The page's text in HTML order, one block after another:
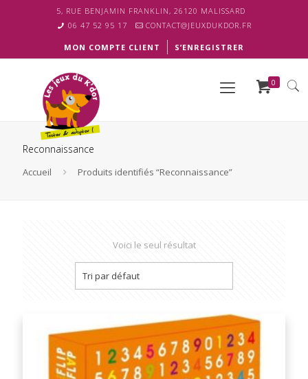
5, RUE BENJAMIN FRANKLIN, 26120 MALISSARD
06 47 52 95 17
CONTACT@JEUXDUKDOR.FR
MON COMPTE CLIENT S’ENREGISTRER
0
Reconnaissance
Accueil Produits identifiés “Reconnaissance”
Voici le seul résultat